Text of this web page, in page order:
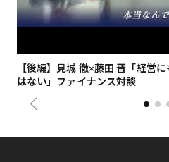
【後編】見城 徹×藤田 晋「経営
はない」ファイナンス対談